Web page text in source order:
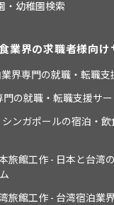
・幼稚園検索
業界の求職者様向け
界専門の就職・転職支
門の就職・転職支援サ
ンガポールの宿泊・
旅館工作 - 日本と台湾
旅館工作 - 台湾宿泊業